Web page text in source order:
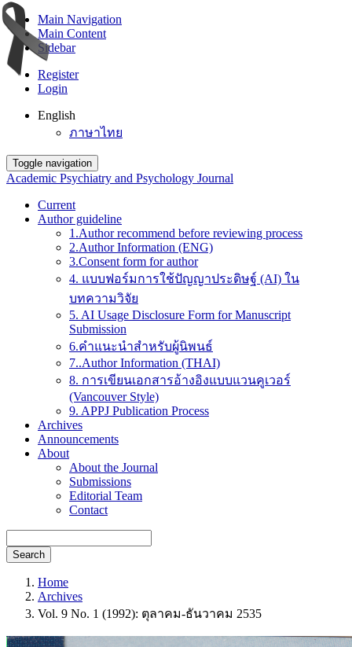
Main Navigation
Main Content
Sidebar
Register
Login
English
ภาษาไทย
Toggle navigation
Academic Psychiatry and Psychology Journal
Current
Author guideline
1.Author recommend before reviewing process
2.Author Information (ENG)
3.Consent form for author
4. แบบฟอร์มการใช้ปัญญาประดิษฐ์ (AI) ใน
บทความวิจัย
5. AI Usage Disclosure Form for Manuscript
Submission
6.คำแนะนำสำหรับผู้นิพนธ์
7..Author Information (THAI)
8. การเขียนเอกสารอ้างอิงแบบแวนคูเวอร์
(Vancouver Style)
9. APPJ Publication Process
Archives
Announcements
About
About the Journal
Submissions
Editorial Team
Contact
Search
Home
Archives
Vol. 9 No. 1 (1992): ตุลาคม-ธันวาคม 2535